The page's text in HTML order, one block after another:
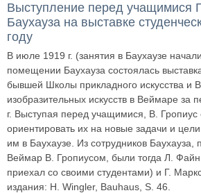
Выступление перед учащимися
Баухауза на выставке
году
В июле 1919 г. (занятия в Баухаузе
помещении Баухауза состоялась
бывшей Школы прикладного искусства и
изобразительных искусств в Веймаре за
г. Выступая перед учащимися, В. Гропиус
ориентировать их на новые задачи и
им в Баухаузе. Из сотрудников Баухауза,
Веймар В. Гропиусом, были тогда Л.
приехал со своими студентами) и Г.
издания: H. Wingler, Bauhaus, S. 46.